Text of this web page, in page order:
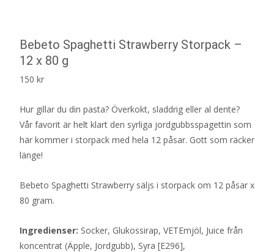
Bebeto Spaghetti Strawberry Storpack –
12 x 80 g
150 kr
Hur gillar du din pasta? Överkokt, sladdrig eller al dente?
Vår favorit är helt klart den syrliga jordgubbsspagettin som
här kommer i storpack med hela 12 påsar. Gott som räcker
länge!
Bebeto Spaghetti Strawberry säljs i storpack om 12 påsar x
80 gram.
Ingredienser: Socker, Glukossirap, VETEmjöl, Juice från
koncentrat (Äpple, Jordgubb), Syra [E296],